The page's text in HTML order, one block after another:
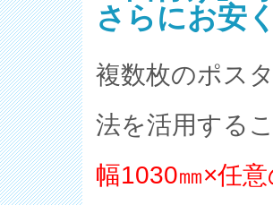
さらにお安
複数枚のポス
法を活用する
幅1030㎜×任